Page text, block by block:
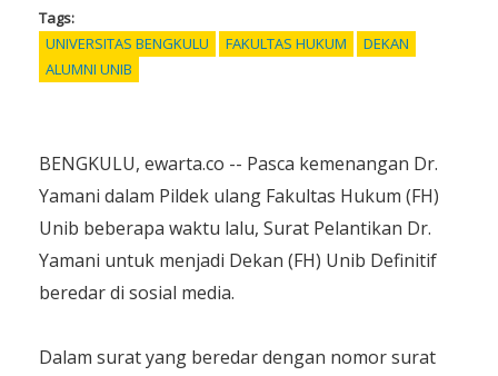
Tags
UNIVERSITAS BENGKULU
FAKULTAS HUKUM
DEKAN
ALUMNI UNIB
BENGKULU, ewarta.co -- Pasca kemenangan Dr.
Yamani dalam Pildek ulang Fakultas Hukum (FH)
Unib beberapa waktu lalu, Surat Pelantikan Dr.
Yamani untuk menjadi Dekan (FH) Unib Definitif
beredar di sosial media.
Dalam surat yang beredar dengan nomor surat